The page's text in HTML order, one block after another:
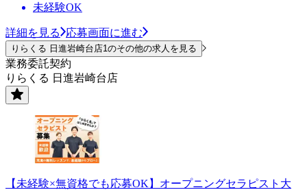
未経験OK
詳細を見る 応募画面に進む
りらくる 日進岩崎台店1のその他の求人を見る
業務委託契約
りらくる 日進岩崎台店
【未経験×無資格でも応募OK】オープニングセラピスト大